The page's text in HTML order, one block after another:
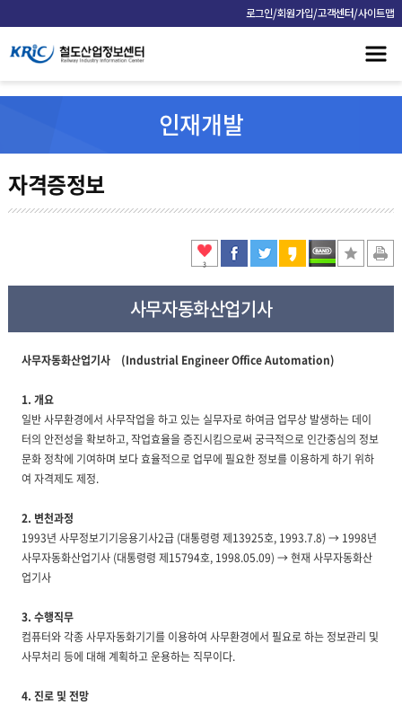
로그인/회원가입/고객센터/사이트맵
인재개발
자격증정보
3
사무자동화산업기사
사무자동화산업기사 (Industrial Engineer Office Automation)
1. 개요
일반 사무환경에서 사무작업을 하고 있는 실무자로 하여금 업무상 발생하는 데이
터의 안전성을 확보하고, 작업효율을 증진시킴으로써 궁극적으로 인간중심의 정보
문화 정착에 기여하며 보다 효율적으로 업무에 필요한 정보를 이용하게 하기 위하
여 자격제도 제정.
2. 변천과정
1993년 사무정보기기응용기사2급 (대통령령 제13925호, 1993.7.8) → 1998년
사무자동화산업기사 (대통령령 제15794호, 1998.05.09) → 현재 사무자동화산
업기사
3. 수행직무
컴퓨터와 각종 사무자동화기기를 이용하여 사무환경에서 필요로 하는 정보관리 및
사무처리 등에 대해 계획하고 운용하는 직무이다.
4. 진로 및 전망